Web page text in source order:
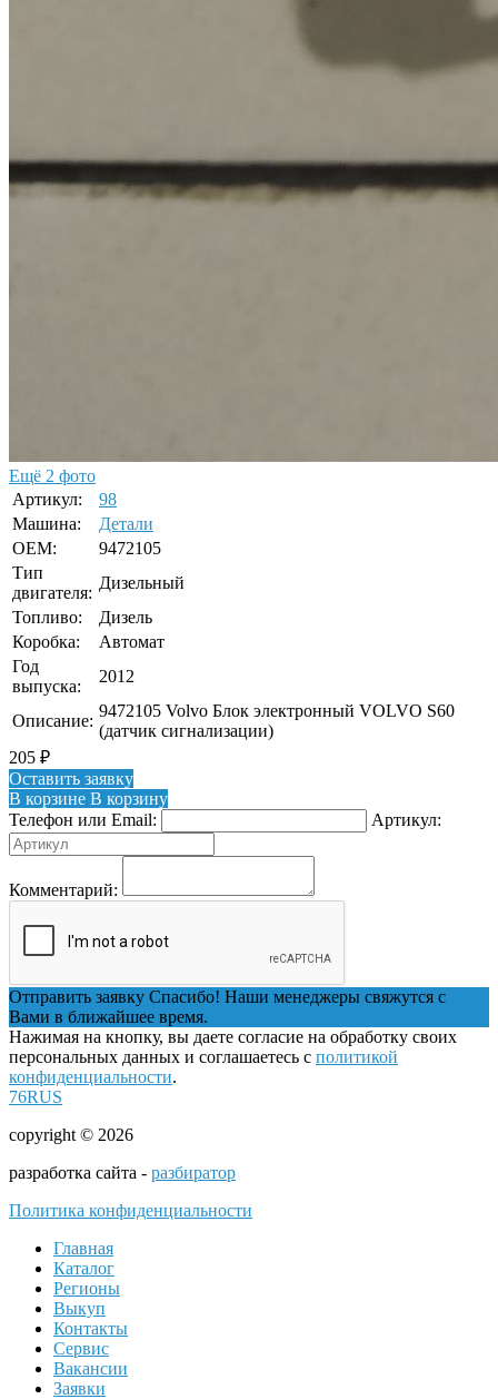
Ещё 2 фото
Артикул:
98
Машина:
Детали
OEM:
9472105
Тип
двигателя:
Дизельный
Топливо:
Дизель
Коробка:
Автомат
Год
выпуска:
2012
Описание:
9472105 Volvo Блок электронный VOLVO S60
(датчик сигнализации)
205 ₽
Оставить заявку
В корзине В корзину
Телефон или Email:
Артикул:
Комментарий:
Отправить заявку Спасибо! Наши менеджеры свяжутся с
Вами в ближайшее время.
Нажимая на кнопку, вы даете согласие на обработку своих
персональных данных и соглашаетесь с политикой
конфиденциальности.
76RUS
copyright © 2026
разработка сайта - разбиратор
Политика конфиденциальности
Главная
Каталог
Регионы
Выкуп
Контакты
Сервис
Вакансии
Заявки